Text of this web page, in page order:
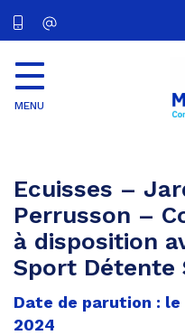
MENU
Ecuisses –
Perrusson –
à disposition
Sport Détente
Date de parution : le
2024